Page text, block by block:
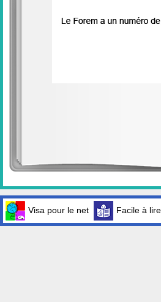
Visa pour le net Facile à